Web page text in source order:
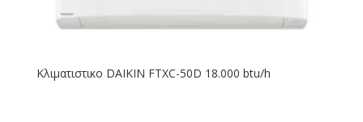
Κλιματιστικο DAIKIN FTXC-50D 18.000 btu/h